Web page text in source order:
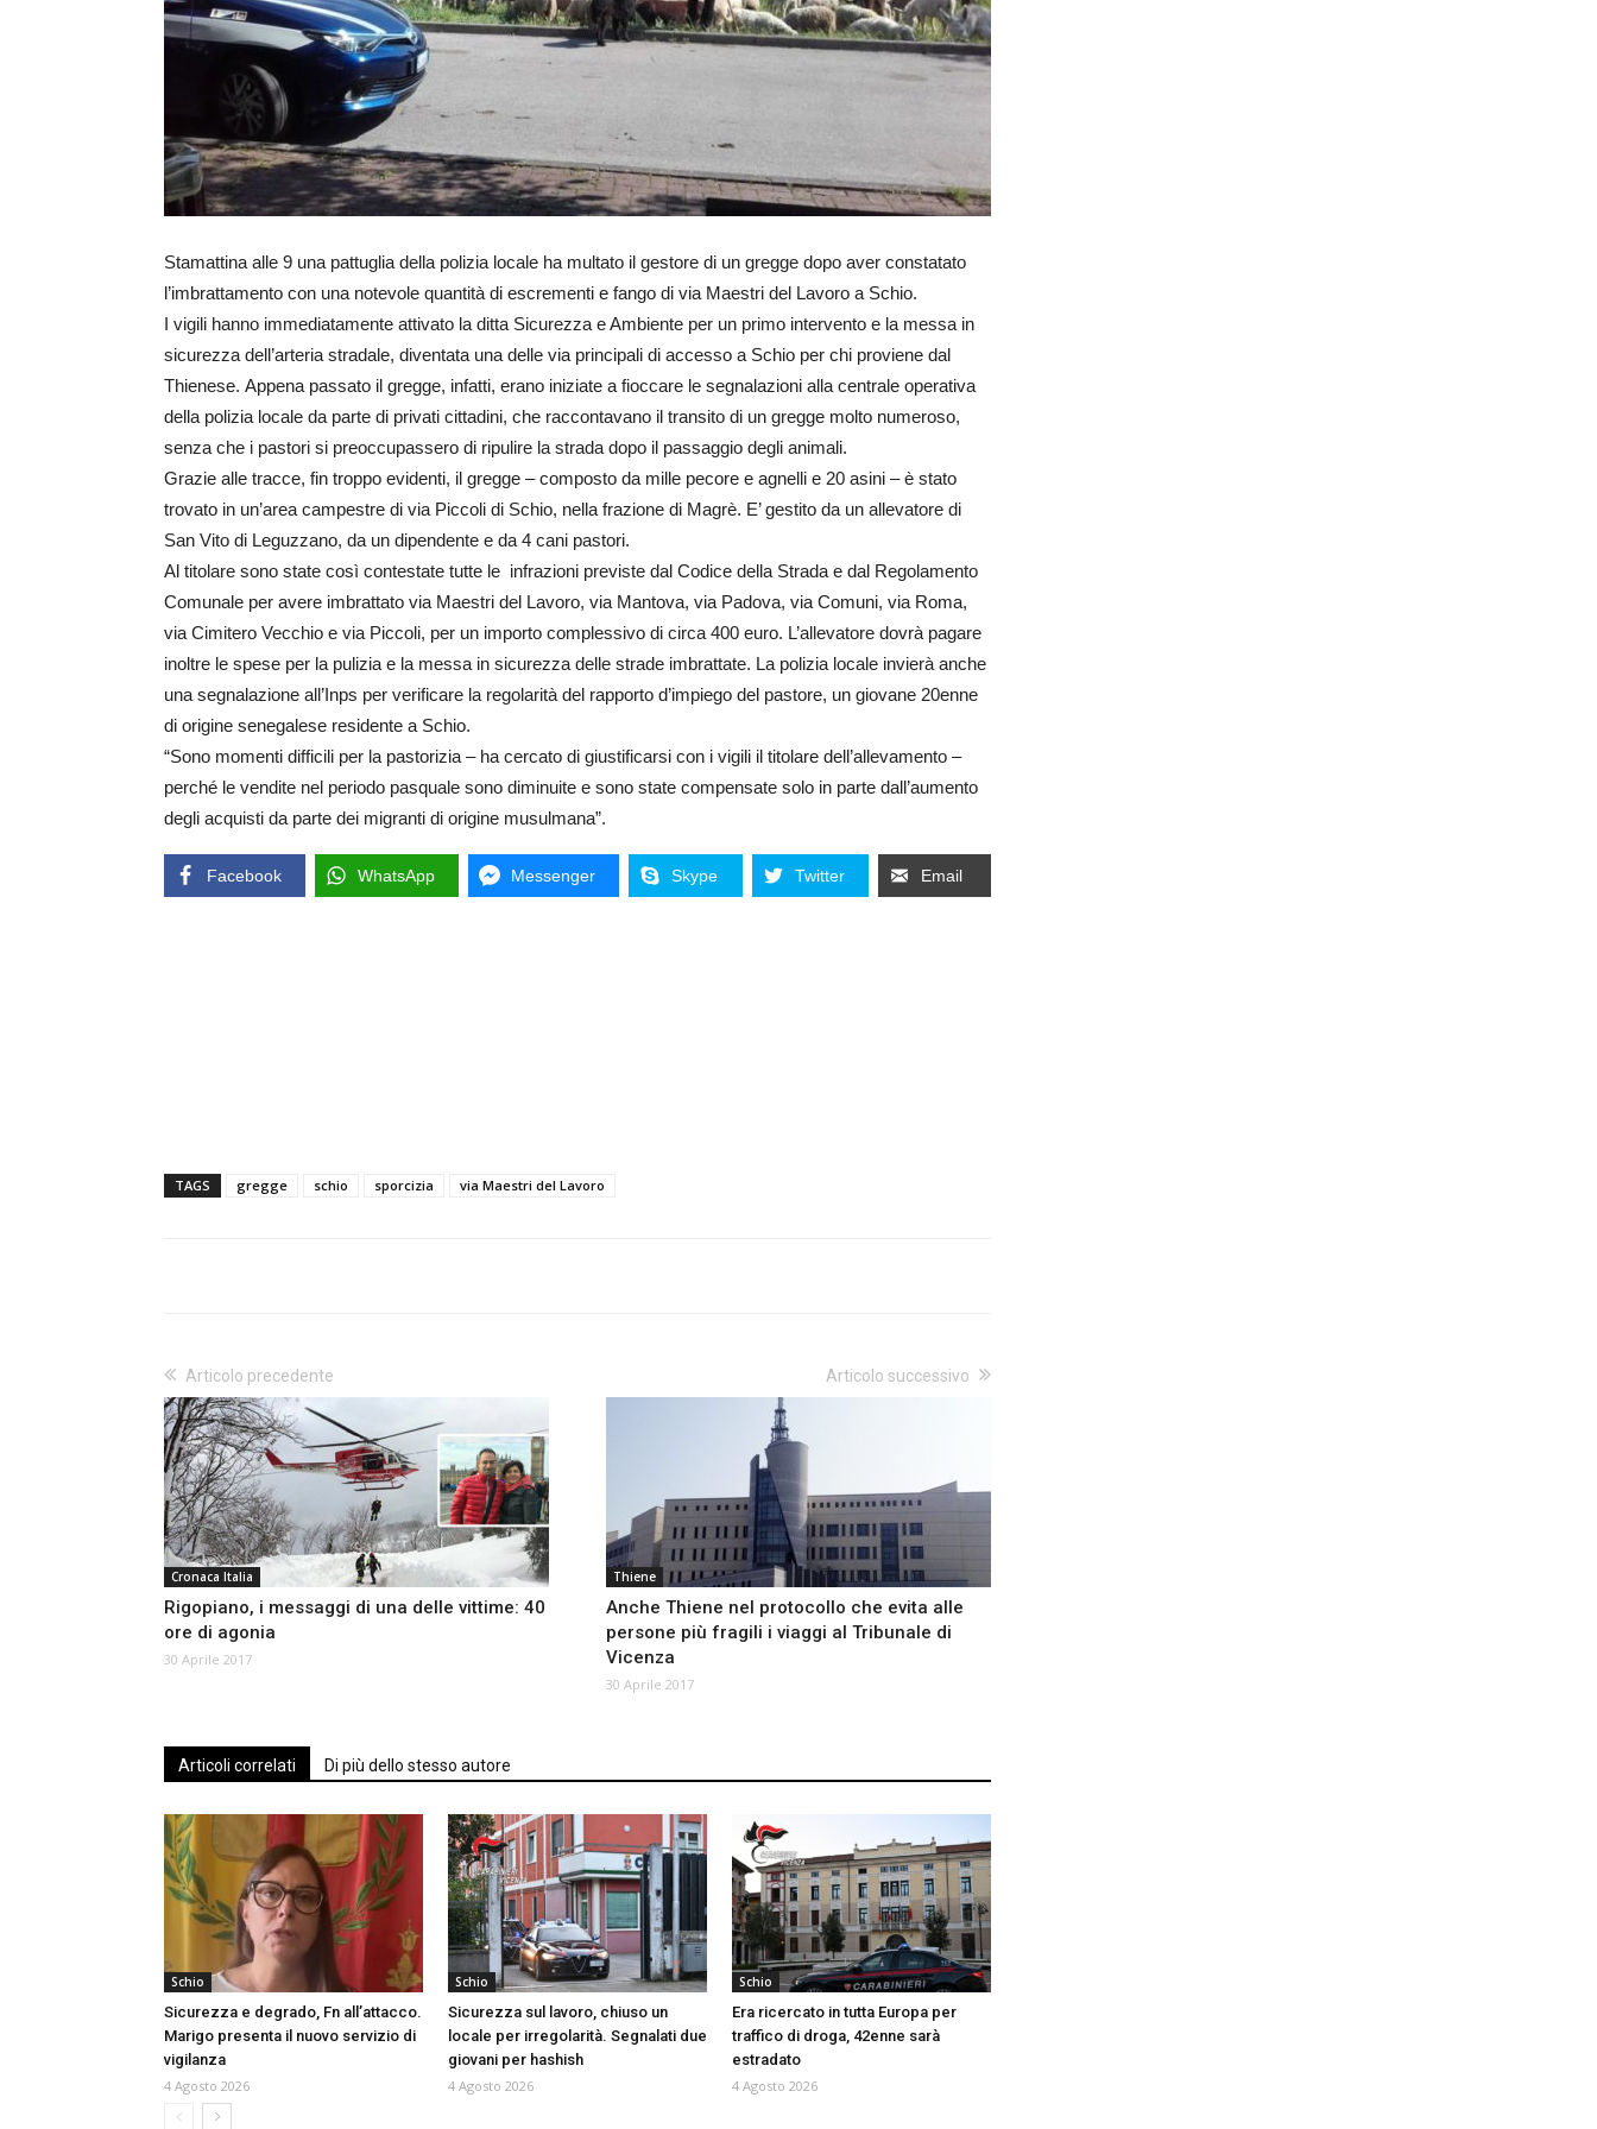
Stamattina alle 9 una pattuglia della polizia locale ha multato il gestore di un gregge dopo aver constatato
l’imbrattamento con una notevole quantità di escrementi e fango di via Maestri del Lavoro a Schio.
I vigili hanno immediatamente attivato la ditta Sicurezza e Ambiente per un primo intervento e la messa in
sicurezza dell’arteria stradale, diventata una delle via principali di accesso a Schio per chi proviene dal
Thienese. Appena passato il gregge, infatti, erano iniziate a fioccare le segnalazioni alla centrale operativa
della polizia locale da parte di privati cittadini, che raccontavano il transito di un gregge molto numeroso,
senza che i pastori si preoccupassero di ripulire la strada dopo il passaggio degli animali.
Grazie alle tracce, fin troppo evidenti, il gregge – composto da mille pecore e agnelli e 20 asini – è stato
trovato in un’area campestre di via Piccoli di Schio, nella frazione di Magrè. E’ gestito da un allevatore di
San Vito di Leguzzano, da un dipendente e da 4 cani pastori.
Al titolare sono state così contestate tutte le infrazioni previste dal Codice della Strada e dal Regolamento
Comunale per avere imbrattato via Maestri del Lavoro, via Mantova, via Padova, via Comuni, via Roma,
via Cimitero Vecchio e via Piccoli, per un importo complessivo di circa 400 euro. L’allevatore dovrà pagare
inoltre le spese per la pulizia e la messa in sicurezza delle strade imbrattate. La polizia locale invierà anche
una segnalazione all’Inps per verificare la regolarità del rapporto d’impiego del pastore, un giovane 20enne
di origine senegalese residente a Schio.
“Sono momenti difficili per la pastorizia – ha cercato di giustificarsi con i vigili il titolare dell’allevamento –
perché le vendite nel periodo pasquale sono diminuite e sono state compensate solo in parte dall’aumento
degli acquisti da parte dei migranti di origine musulmana”.
Facebook WhatsApp Messenger Skype Twitter Email
TAGS gregge schio sporcizia via Maestri del Lavoro
Articolo precedente
Cronaca Italia
Rigopiano, i messaggi di una delle vittime: 40
ore di agonia
30 Aprile 2017
Articolo successivo
Thiene
Anche Thiene nel protocollo che evita alle
persone più fragili i viaggi al Tribunale di
Vicenza
30 Aprile 2017
Articoli correlati Di più dello stesso autore
Schio
Sicurezza e degrado, Fn all’attacco.
Marigo presenta il nuovo servizio di
vigilanza
4 Agosto 2026
Schio
Sicurezza sul lavoro, chiuso un
locale per irregolarità. Segnalati due
giovani per hashish
4 Agosto 2026
Schio
Era ricercato in tutta Europa per
traffico di droga, 42enne sarà
estradato
4 Agosto 2026